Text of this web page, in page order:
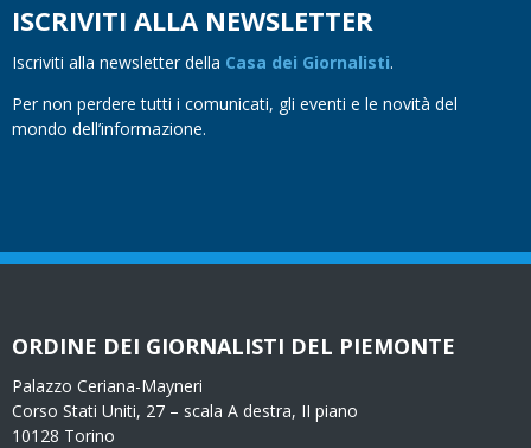
ISCRIVITI ALLA NEWSLETTER
Iscriviti alla newsletter della Casa dei Giornalisti.
Per non perdere tutti i comunicati, gli eventi e le novità del
mondo dell’informazione.
ORDINE DEI GIORNALISTI DEL PIEMONTE
Palazzo Ceriana-Mayneri
Corso Stati Uniti, 27 – scala A destra, II piano
10128 Torino